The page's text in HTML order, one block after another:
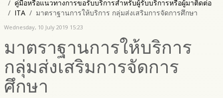
คู่มือหรือแนวทางการขอรับบริการสำหรับผู้รับบริการหรือผู้มาติดต่อ
ITA
มาตราฐานการให้บริการ กลุ่มส่งเสริมการจัดการศึกษา
Wednesday, 10 July 2019 15:23
มาตราฐานการให้บริการ
กลุ่มส่งเสริมการจัดการ
ศึกษา